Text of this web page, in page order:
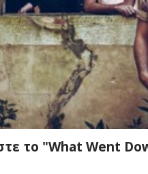
το "What Went